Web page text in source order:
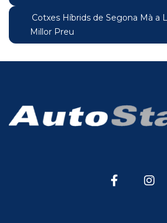
Cotxes Híbrids de Segona Mà a
Millor Preu